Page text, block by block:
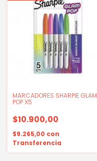
MARCADORES SHARPIE GLAM
POP X5
$10.900,00
$9.265,00 con
Transferencia